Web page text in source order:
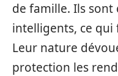
de famille. Ils
intelligents, ce
Leur nature
protection les